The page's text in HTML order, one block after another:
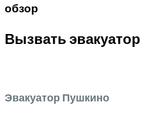
обзор
Вызвать
Эвакуатор Пушкино